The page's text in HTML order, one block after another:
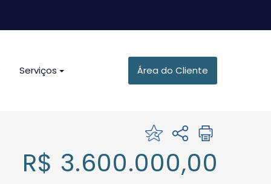
Serviços Área do Cliente
R$ 3.600.000,00